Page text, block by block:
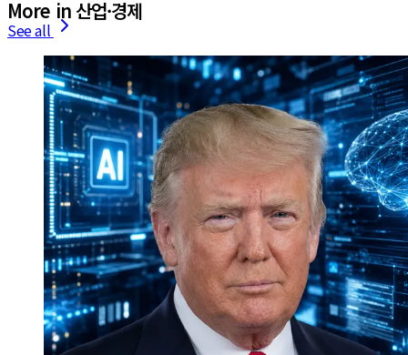
More in 산업·경제
See all